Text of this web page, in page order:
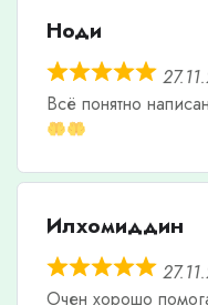
Ноди
Всë понятно
Илхомиддин
Очен хорошо